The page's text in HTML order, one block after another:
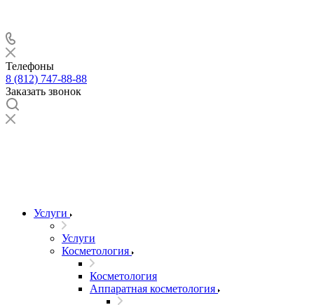
Телефоны
8 (812) 747-88-88
Заказать звонок
Услуги
Услуги
Косметология
Косметология
Аппаратная косметология